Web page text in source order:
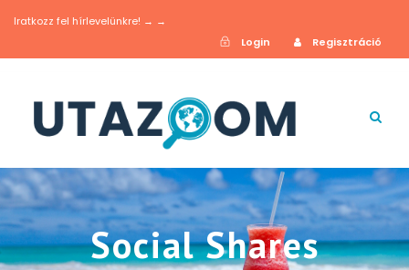
Iratkozz fel hírlevelünkre! → →
Login
Regisztráció
Social Shares